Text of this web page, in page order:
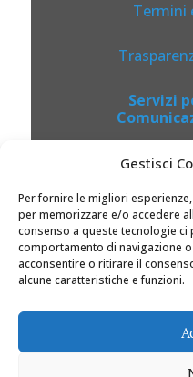
Gestisci
Per fornire le migliori
per memorizzare e/o accedere
consenso a queste tecnologie
comportamento di navigazione
acconsentire o ritirare il
alcune caratteristiche e funzioni.
Termini
Servizi